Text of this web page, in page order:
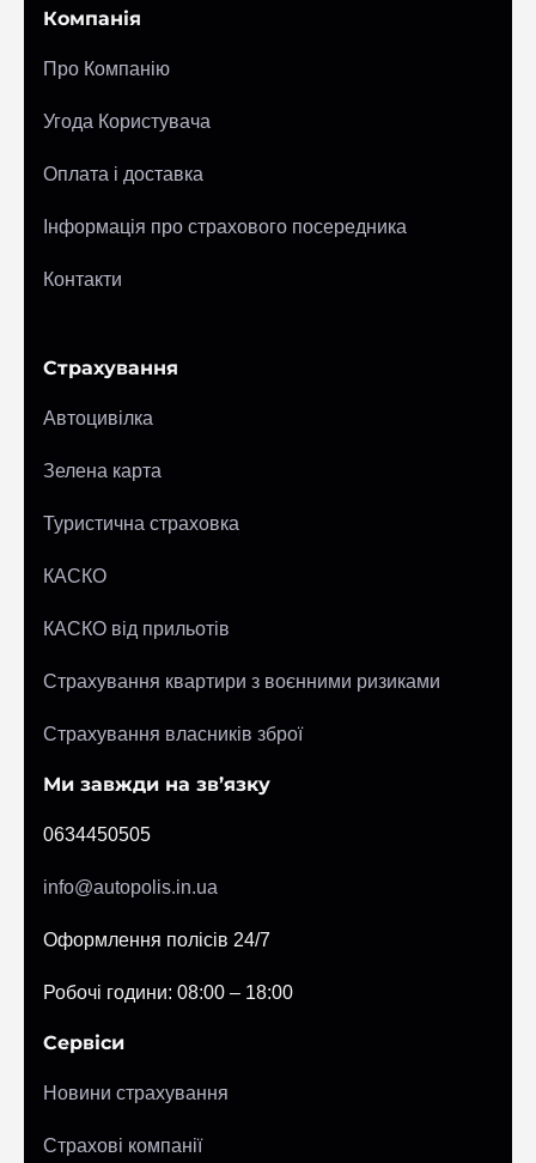
Компанія
Про Компанію
Угода Користувача
Оплата і доставка
Інформація про страхового посередника
Контакти
Страхування
Автоцивілка
Зелена карта
Туристична страховка
КАСКО
КАСКО від прильотів
Страхування квартири з воєнними ризиками
Страхування власників зброї
Ми завжди на зв’язку
0634450505
info@autopolis.in.ua
Оформлення полісів 24/7
Робочі години: 08:00 – 18:00
Сервіси
Новини страхування
Страхові компанії